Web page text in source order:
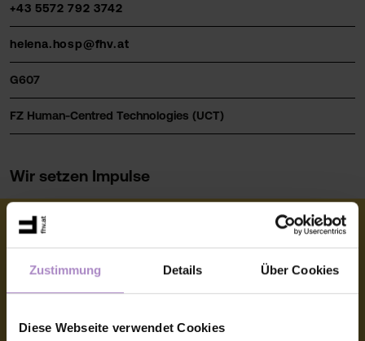
Zustimmung Details Über Cookies
Diese Webseite verwendet Cookies
+43 5572 792 3742
helena.hosp@fhv.at
G607
FZ Human-Centred Technologies (UCT)
Wir setzen Impulse
© FHV 2026